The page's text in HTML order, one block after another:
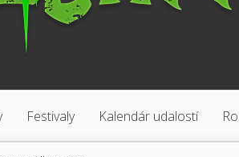
Festivaly Kalendár udalostí